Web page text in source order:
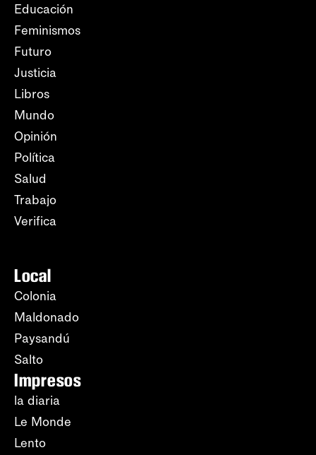
Educación
Feminismos
Futuro
Justicia
Libros
Mundo
Opinión
Política
Salud
Trabajo
Verifica
Local
Colonia
Maldonado
Paysandú
Salto
Impresos
la diaria
Le Monde
Lento